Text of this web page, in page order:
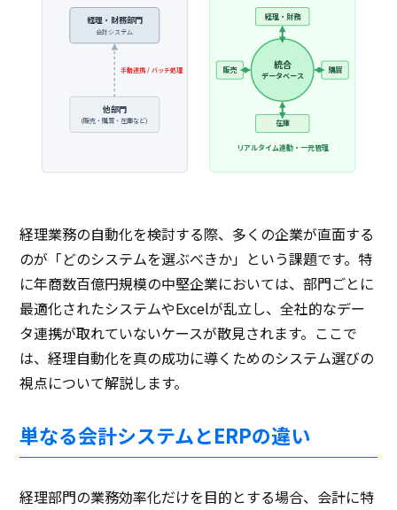
経理・財務部門
会計システム
他部門
(販売・購買・在庫など)
手動連携 / バッチ処理 統合
データベース
経理・財務
販売 購買
在庫
リアルタイム連動・一元管理
経理業務の自動化を検討する際、多くの企業が直面する
のが「どのシステムを選ぶべきか」という課題です。特
に年商数百億円規模の中堅企業においては、部門ごとに
最適化されたシステムやExcelが乱立し、全社的なデー
タ連携が取れていないケースが散見されます。ここで
は、経理自動化を真の成功に導くためのシステム選びの
視点について解説します。
単なる会計システムとERPの違い
経理部門の業務効率化だけを目的とする場合、会計に特